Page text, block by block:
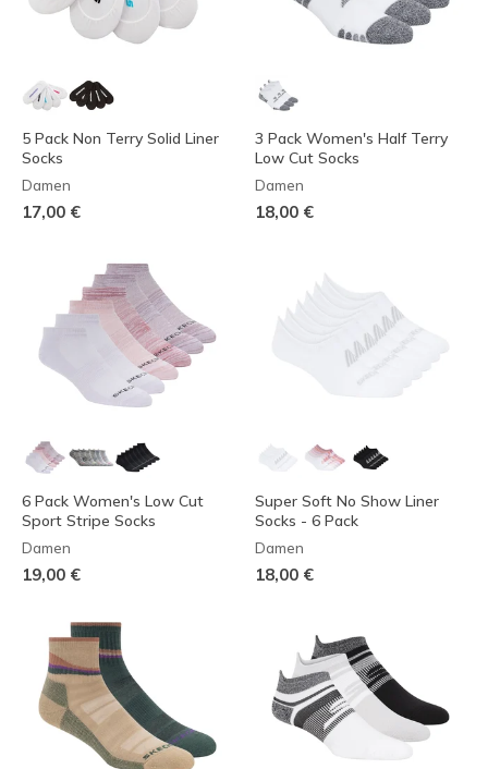
5 Pack Non Terry Solid Liner
Socks
Damen
17,00 €
3 Pack Women's Half Terry
Low Cut Socks
Damen
18,00 €
6 Pack Women's Low Cut
Sport Stripe Socks
Damen
19,00 €
Super Soft No Show Liner
Socks - 6 Pack
Damen
18,00 €